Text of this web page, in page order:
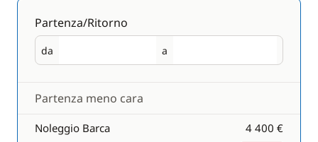
Partenza/Ritorno
da
Partenza a
Ritorno
Partenza meno cara
Noleggio Barca 4 400 €